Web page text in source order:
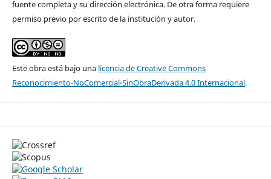
fuente completa y su dirección electrónica. De otra forma requiere
permiso previo por escrito de la institución y autor.
Este obra está bajo una licencia de Creative Commons
Reconocimiento-NoComercial-SinObraDerivada 4.0 Internacional.